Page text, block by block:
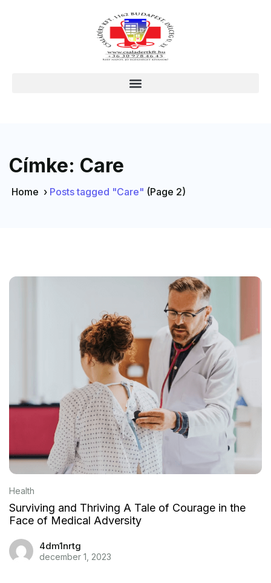
Címke: Care
Home › Posts tagged "Care" (Page 2)
Health
Surviving and Thriving A Tale of Courage in the
Face of Medical Adversity
4dm1nrtg
december 1, 2023